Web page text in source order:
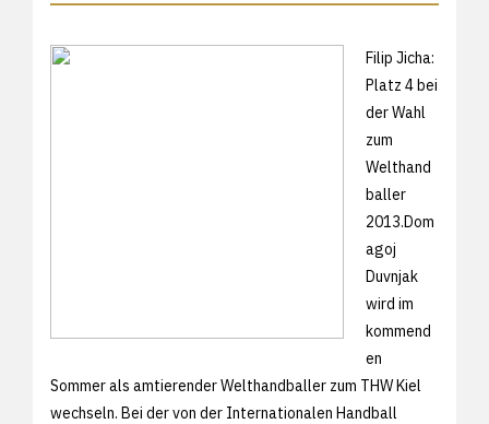
Filip Jicha:
Platz 4 bei
der Wahl
zum
Welthand
baller
2013.Dom
agoj
Duvnjak
wird im
kommend
en
Sommer als amtierender Welthandballer zum THW Kiel
wechseln. Bei der von der Internationalen Handball